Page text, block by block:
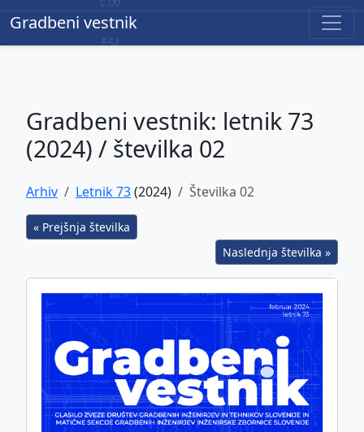
Gradbeni vestnik
Gradbeni vestnik
Gradbeni vestnik: letnik 73
(2024) / številka 02
Arhiv Letnik 73(2024) Številka 02
« Prejšnja številka
Naslednja številka »